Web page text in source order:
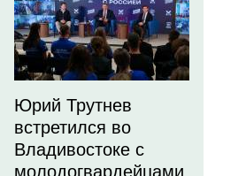
Юрий Трутнев
встретился во
Владивостоке с
молодогвардейцами